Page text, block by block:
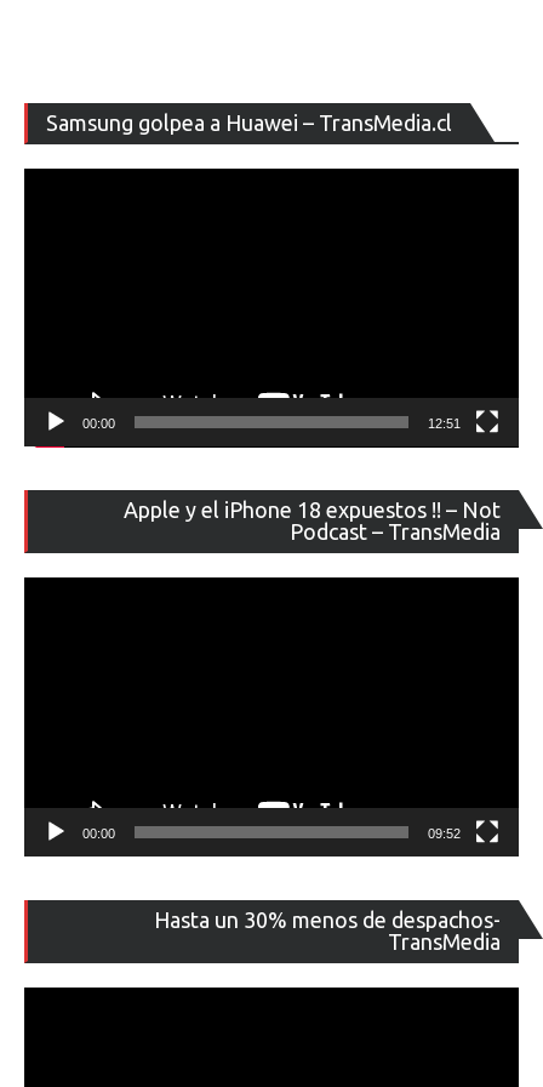
Samsung golpea a Huawei – TransMedia.cl
de
00:00 12:51
Apple y el iPhone 18 expuestos !! – Not
Podcast – TransMedia
de
00:00 09:52
Hasta un 30% menos de despachos-
TransMedia
de